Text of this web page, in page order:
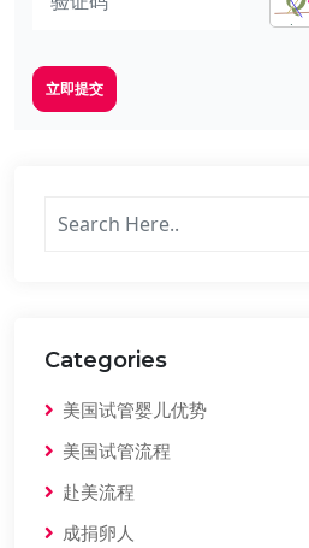
立即提交
Categories
美国试管婴儿优势
美国试管流程
赴美流程
成捐卵人